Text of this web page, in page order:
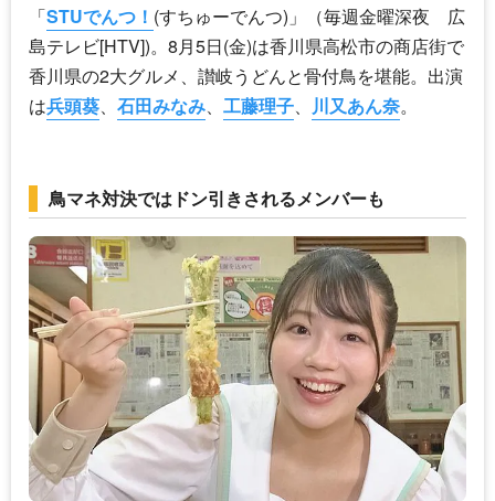
「STUでんつ！ (すちゅーでんつ)」（毎週金曜深夜 広
島テレビ[HTV])。8月5日(金)は香川県高松市の商店街で
香川県の2大グルメ、讃岐うどんと骨付鳥を堪能。出演
は兵頭葵、 石田みなみ、 工藤理子、 川又あん奈。
鳥マネ対決ではドン引きされるメンバーも